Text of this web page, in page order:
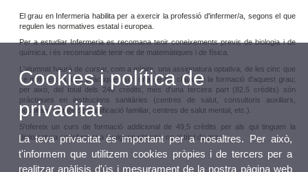
El grau en Infermeria habilita per a exercir la professió d'infermer/a, segons el que
regulen les normatives estatal i europea.
Per a estudiar Infermeria es recomana tenir coneixements previs de biologia i de
química, i és recomanable tenir-ne de matemàtiques i de física.
L'alumnat haurà de cursar, com a mínim, una assignatura optativa, de les cinc que
se n'ofereixen. Les pràctiques són una de les claus en la formació d'aquest grau;
per això, del total dels 240 crèdits, més d'una tercera part (82,5 crèdits) són
pràctiques en institucions sanitàries (centres de salut, consultoris auxiliars,
hospitals, unitats de planificació familiar, centres de salut mental, etc.).
S'ofereix un curs de formació addicional de 49,5 crèdits per als qui tinguen la
diplomatura en Infermeria i vulguen obternir-ne el títol de grau.
Cookies i política de
privacitat
La teva privacitat és important per a nosaltres. Per això,
t'informem que utilitzem cookies pròpies i de tercers per a
realitzar anàlisis d'ús i mesurament de la nostra pàgina web